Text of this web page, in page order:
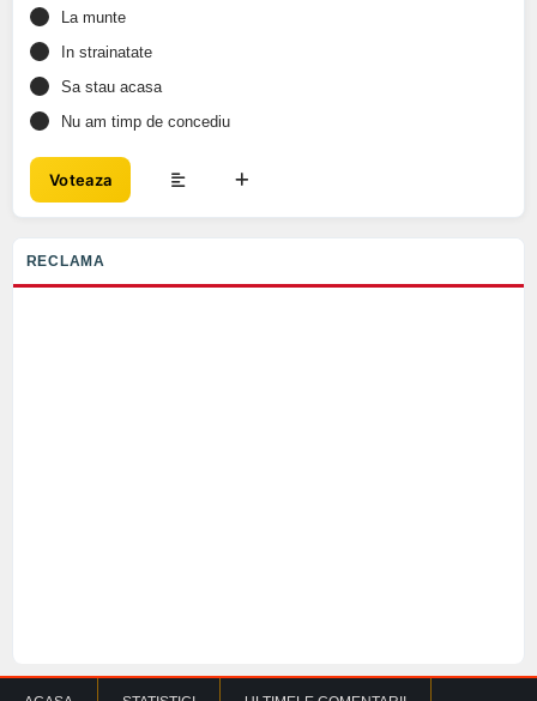
La munte
In strainatate
Sa stau acasa
Nu am timp de concediu
Voteaza
RECLAMA